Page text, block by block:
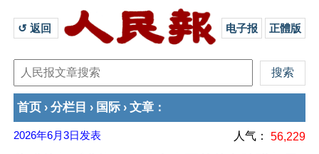
↺ 返回 电子报 正體版
首页 › 分栏目 › 国际 › 文章 ：
2026年6月3日 发表 人气： 56,229